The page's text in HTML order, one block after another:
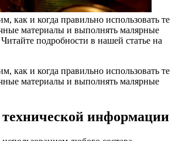
как и когда правильно использовать те
материалы и выполнять малярные
подробности в нашей статье на
как и когда правильно использовать те
материалы и выполнять малярные
информации